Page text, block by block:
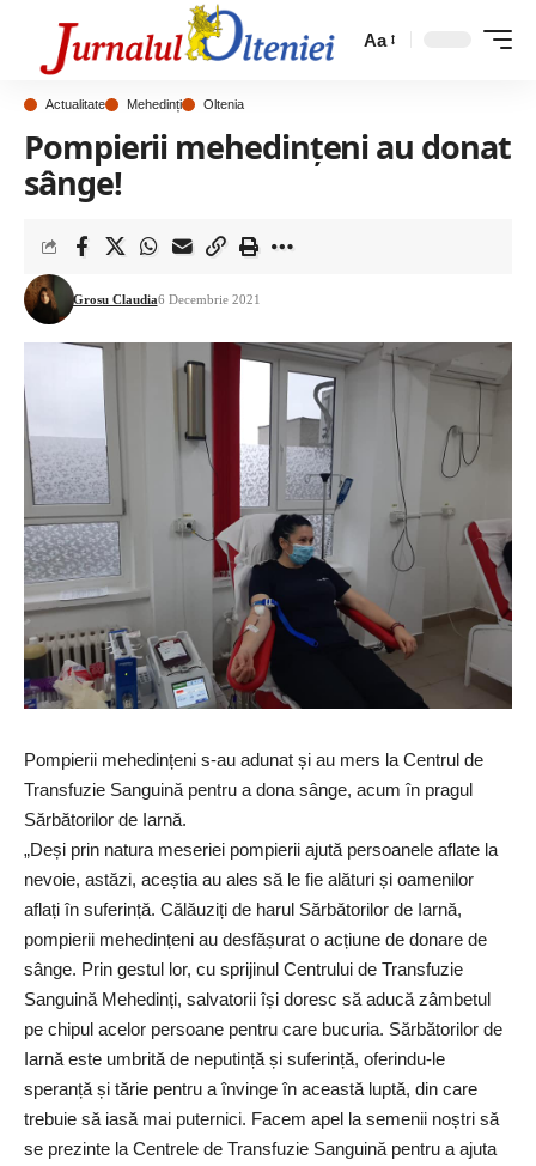
Aa
Actualitate Mehedinți Oltenia
Pompierii mehedințeni au donat
sânge!
Grosu Claudia6 Decembrie 2021
Pompierii mehedințeni s-au adunat și au mers la Centrul de
Transfuzie Sanguină pentru a dona sânge, acum în pragul
Sărbătorilor de Iarnă.
„Deși prin natura meseriei pompierii ajută persoanele aflate la
nevoie, astăzi, aceștia au ales să le fie alături și oamenilor
aflați în suferință. Călăuziți de harul Sărbătorilor de Iarnă,
pompierii mehedințeni au desfășurat o acțiune de donare de
sânge. Prin gestul lor, cu sprijinul Centrului de Transfuzie
Sanguină Mehedinți, salvatorii își doresc să aducă zâmbetul
pe chipul acelor persoane pentru care bucuria. Sărbătorilor de
Iarnă este umbrită de neputință și suferință, oferindu-le
speranță și tărie pentru a învinge în această luptă, din care
trebuie să iasă mai puternici. Facem apel la semenii noștri să
se prezinte la Centrele de Transfuzie Sanguină pentru a ajuta